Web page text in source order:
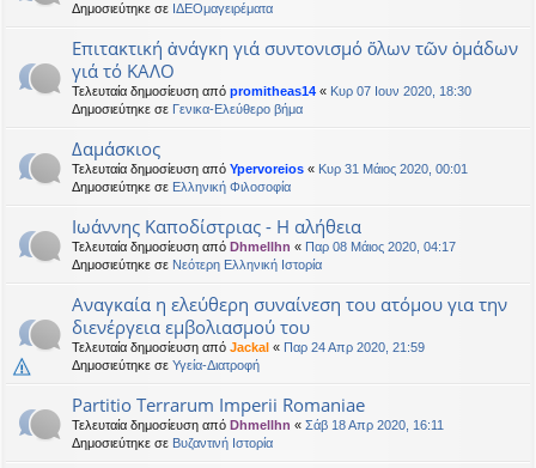
Δημοσιεύτηκε σε ΙΔΕΟμαγειρέματα
Επιτακτική ἀνάγκη γιά συντονισμό ὅλων τῶν ὁμάδων
γιά τό ΚΑΛΟ
Τελευταία δημοσίευση από promitheas14 « Κυρ 07 Ιουν 2020, 18:30
Δημοσιεύτηκε σε Γενικα-Ελεύθερο βήμα
Δαμάσκιος
Τελευταία δημοσίευση από Ypervoreios « Κυρ 31 Μάιος 2020, 00:01
Δημοσιεύτηκε σε Ελληνική Φιλοσοφία
Ιωάννης Καποδίστριας - Η αλήθεια
Τελευταία δημοσίευση από Dhmellhn « Παρ 08 Μάιος 2020, 04:17
Δημοσιεύτηκε σε Νεότερη Ελληνική Ιστορία
Αναγκαία η ελεύθερη συναίνεση του ατόμου για την
διενέργεια εμβολιασμού του
Τελευταία δημοσίευση από Jackal « Παρ 24 Απρ 2020, 21:59
Δημοσιεύτηκε σε Υγεία-Διατροφή
Partitio Terrarum Imperii Romaniae
Τελευταία δημοσίευση από Dhmellhn « Σάβ 18 Απρ 2020, 16:11
Δημοσιεύτηκε σε Βυζαντινή Ιστορία